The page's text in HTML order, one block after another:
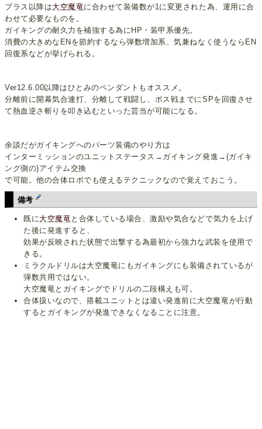
プラス以降は大空魔竜に合わせて装備数が1に変更された為、運用に合
わせて必要なものを。
ガイキングの耐久力を補強する為にHP・装甲系優先。
消費の大きめなENを節約するなら弾数増加系、気兼ねなく使うならEN
回復系などが挙げられる。
Ver12.6.00以降はひとみのペンダントもオススメ。
分離前に開幕気合連打、分離して戦闘し、ボス戦までにSPを回復させ
て熱血逆さ斬りを叩き込むといった芸当が可能になる。
余談だがガイキングへのパーツ装備のやり方は
インターミッションのユニットステータス→ガイキング発進→(ガイキ
ング側の)アイテム交換
で可能。他の合体ロボでも使えるテクニックなので覚えておこう。
備考
既に大空魔竜と合体している場合、激励や気合などで気力を上げ
た後に発進すると、
効果が反映された状態で出撃する為最初から強力な武装を使用で
きる。
ミラクルドリルは大空魔竜にもガイキングにも装備されているが
弾数共用ではない。
大空魔竜とガイキングでドリルの二段構えも可。
合体扱いなので、搭載ユニットとは違い発進前に大空魔竜が行動
するとガイキングが発進できなくなることに注意。